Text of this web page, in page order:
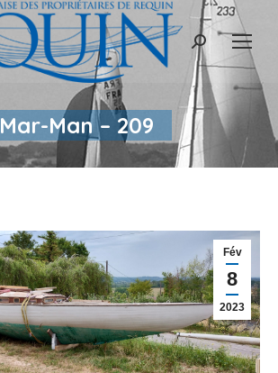
Recherche
Mar-Man – 209
Fév
8
2023